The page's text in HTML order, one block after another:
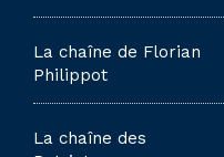
La chaîne de Florian
Philippot
La chaîne des